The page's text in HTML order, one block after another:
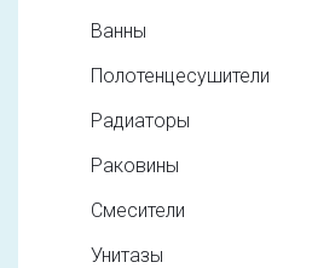
Ванны
Полотенцесушители
Радиаторы
Раковины
Смесители
Унитазы